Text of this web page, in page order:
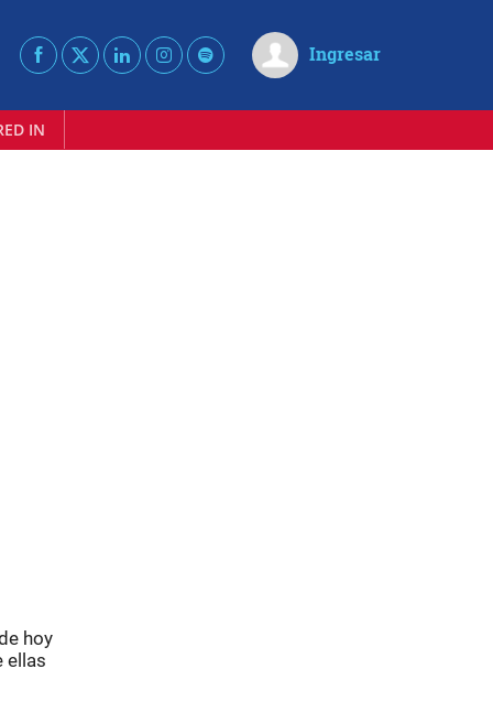
Ingresar
IN
hoy
ellas